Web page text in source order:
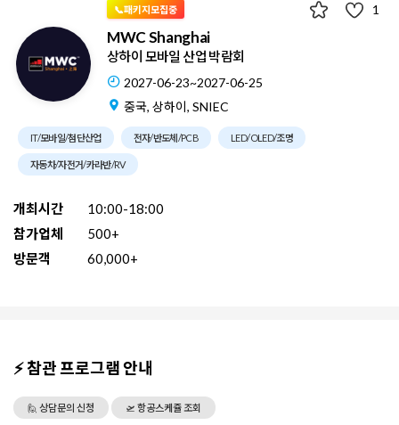
📞패키지모집중 1
MWC Shanghai
상하이 모바일 산업 박람회
2027-06-23~2027-06-25
중국, 상하이, SNIEC
IT/모바일/첨단산업 전자/반도체/PCB LED/OLED/조명
자동차/자전거/카라반/RV
개최시간
10:00-18:00
참가업체
500+
방문객
60,000+
⚡ 참관 프로그램 안내
🙋 상담문의 신청 🛫 항공스케쥴 조회